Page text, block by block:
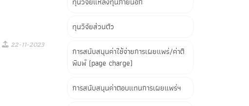
22-11-2023
ทุนวิจัยส่วนตัว
การสนับสนุนค่าใช้จ่ายการเผยแพร่/ค่าตี
พิมพ์ (page charge)
การสนับสนุนค่าตอบแทนการเผยแพร่ฯ